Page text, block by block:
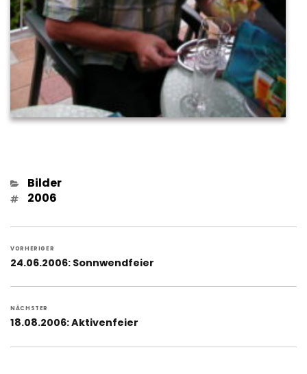
Kategorien
Bilder
Schlagwörter
2006
VORHERIGER
Vorheriger
24.06.2006: Sonnwendfeier
NÄCHSTER
Nächster
18.08.2006: Aktivenfeier